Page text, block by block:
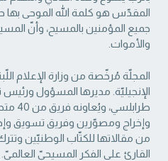
‏المقدّس هو كلمة الله الموحى بها
جميع المؤمنين بالمسيح، وأنّ
والأموات. ‏
المجلّة مُرخّصة من وزارة الإعلام
الإنجيليّة. مديرها المسؤول
القارئ على الفكر المسيحيّ العالميّ.‏